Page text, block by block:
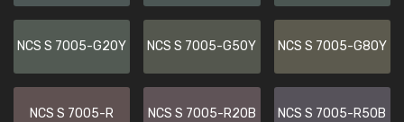
NCS S 7005-G20Y NCS S 7005-G50Y NCS S 7005-G80Y
NCS S 7005-R NCS S 7005-R20B NCS S 7005-R50B